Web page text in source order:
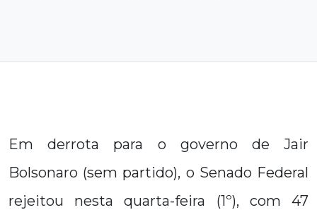
Em derrota para o governo de Jair
Bolsonaro (sem partido), o Senado Federal
rejeitou nesta quarta-feira (1º), com 47